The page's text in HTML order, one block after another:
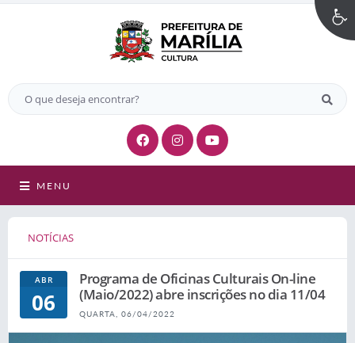
MENU
NOTÍCIAS
ABR
06
Programa de Oficinas Culturais On-line
(Maio/2022) abre inscrições no dia 11/04
QUARTA, 06/04/2022